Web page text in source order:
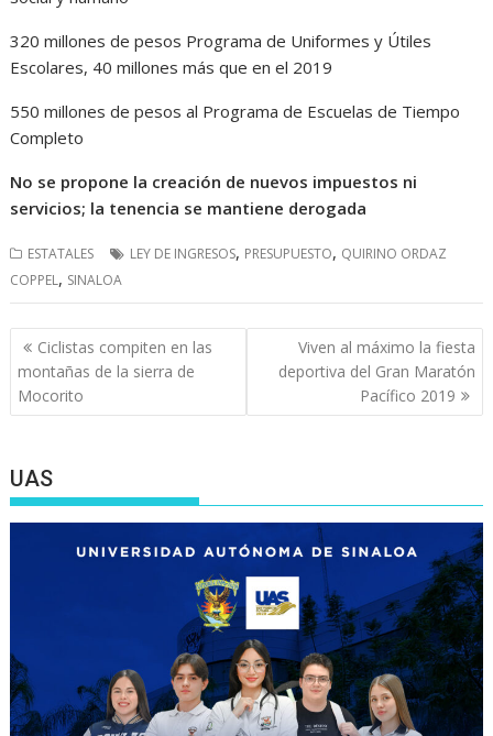
320 millones de pesos Programa de Uniformes y Útiles
Escolares, 40 millones más que en el 2019
550 millones de pesos al Programa de Escuelas de Tiempo
Completo
No se propone la creación de nuevos impuestos ni
servicios; la tenencia se mantiene derogada
ESTATALES LEY DE INGRESOS, PRESUPUESTO, QUIRINO ORDAZ
COPPEL, SINALOA
Navegación
de
entradas
Ciclistas compiten en las
montañas de la sierra de
Mocorito
Viven al máximo la fiesta
deportiva del Gran Maratón
Pacífico 2019
UAS